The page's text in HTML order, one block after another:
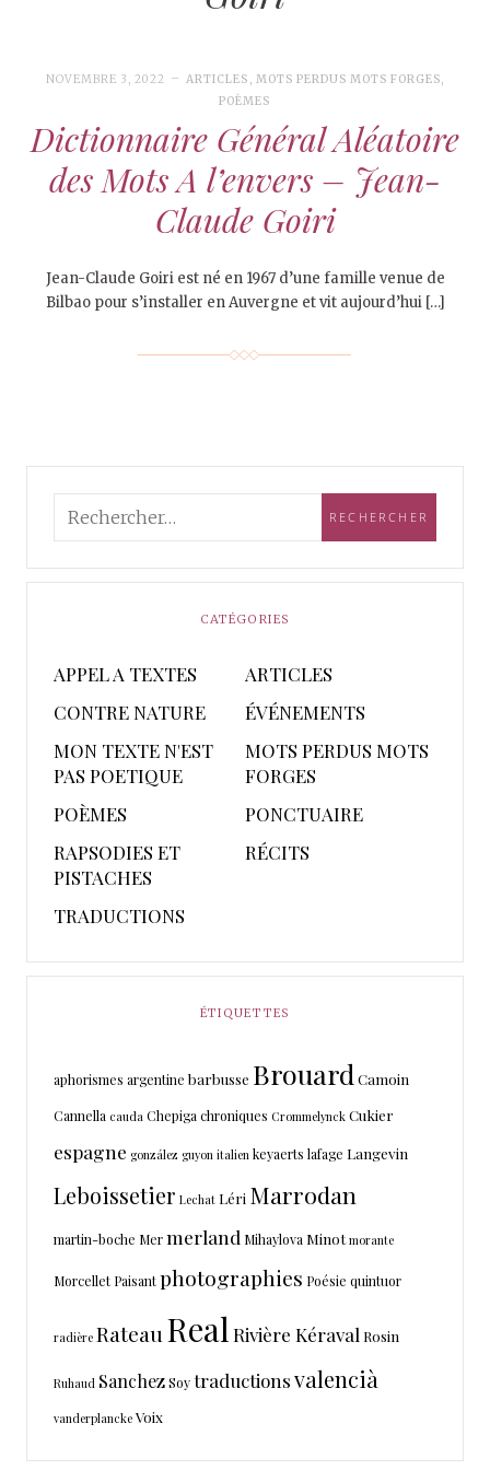
NOVEMBRE 3, 2022 ARTICLES , MOTS PERDUS MOTS FORGES,
POÈMES
Dictionnaire Général Aléatoire
des Mots A l’envers – Jean-
Claude Goiri
Jean-Claude Goiri est né en 1967 d’une famille venue de
Bilbao pour s’installer en Auvergne et vit aujourd’hui […]
CATÉGORIES
APPEL A TEXTES
ARTICLES
CONTRE NATURE
ÉVÉNEMENTS
MON TEXTE N'EST
PAS POETIQUE
MOTS PERDUS MOTS
FORGES
POÈMES
PONCTUAIRE
RAPSODIES ET
PISTACHES
RÉCITS
TRADUCTIONS
ÉTIQUETTES
aphorismes argentine barbusse Brouard Camoin
Cannella cauda Chepigachroniques Crommelynck Cukier
espagne gonzález guyon italien keyaerts lafage Langevin
Leboissetier Lechat Léri Marrodan
martin-boche Mermerland Mihaylova Minot morante
Morcellet Paisantphotographies Poésie quintuor
radière RateauReal Rivière Kéraval Rosin
Ruhaud SanchezSoytraductionsvalencià
vanderplancke Voix